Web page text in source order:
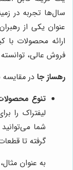
سال‌ها تجربه در
عنوان یکی از
ارائه محصولات
فروش عالی،
رهساز جا در مقایسه
تنوع
لیفتراک را
شما
گرفته تا